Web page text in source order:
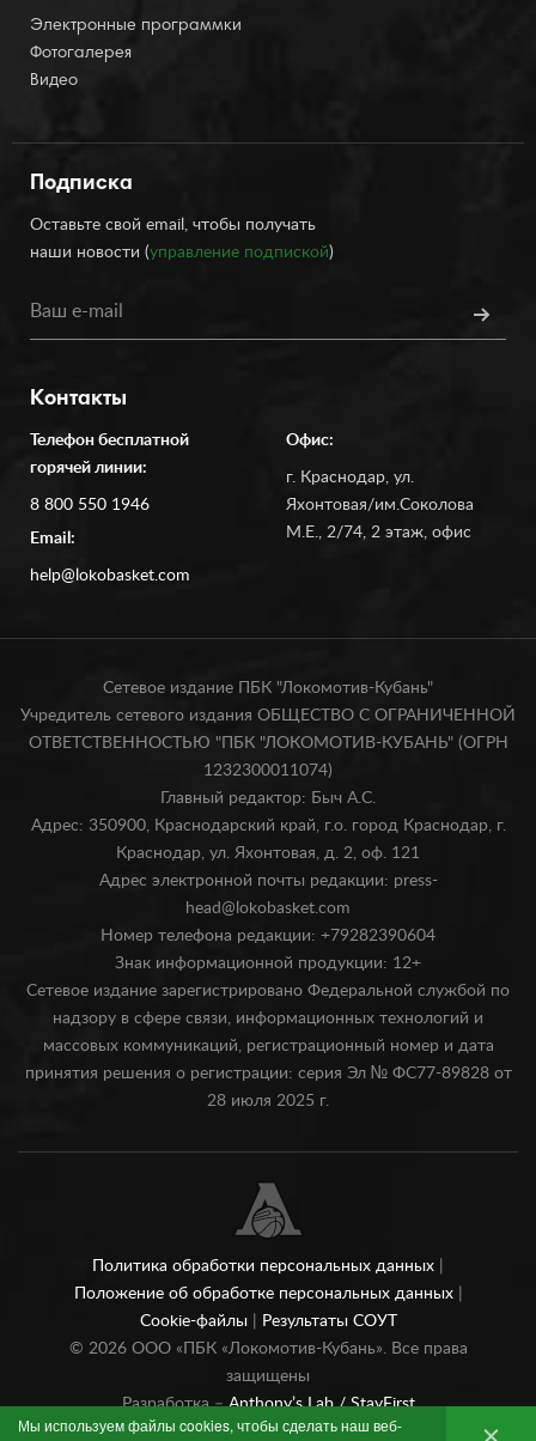
Мы используем файлы cookies, чтобы сделать наш веб-
Электронные программки
Фотогалерея
Видео
Подписка
Оставьте свой email, чтобы получать
наши новости (управление подпиской)
Контакты
Телефон бесплатной
горячей линии:
8 800 550 1946
Email:
help@lokobasket.com
Офис:
г. Краснодар, ул.
Яхонтовая/им.Соколова
М.Е., 2/74, 2 этаж, офис
Сетевое издание ПБК "Локомотив-Кубань"
Учредитель сетевого издания ОБЩЕСТВО С ОГРАНИЧЕННОЙ
ОТВЕТСТВЕННОСТЬЮ "ПБК "ЛОКОМОТИВ-КУБАНЬ" (ОГРН
1232300011074)
Главный редактор: Быч А.С.
Адрес: 350900, Краснодарский край, г.о. город Краснодар, г.
Краснодар, ул. Яхонтовая, д. 2, оф. 121
Адрес электронной почты редакции: press-
head@lokobasket.com
Номер телефона редакции: +79282390604
Знак информационной продукции: 12+
Сетевое издание зарегистрировано Федеральной службой по
надзору в сфере связи, информационных технологий и
массовых коммуникаций, регистрационный номер и дата
принятия решения о регистрации: серия Эл № ФС77-89828 от
28 июля 2025 г.
Политика обработки персональных данных
Положение об обработке персональных данных
Cookie-файлы
Результаты СОУТ
© 2026ООО «ПБК «Локомотив-Кубань». Все права
защищены
Разработка –Anthony’s Lab /StayFirst